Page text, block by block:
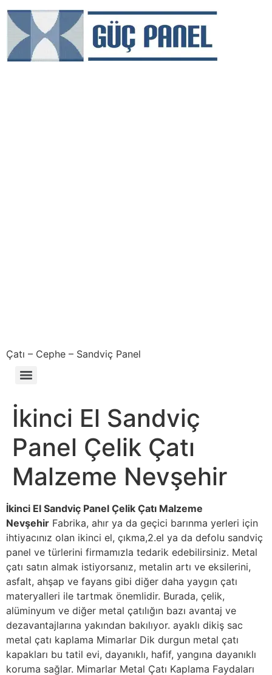
Çatı – Cephe – Sandviç Panel
İkinci El Sandviç
Panel Çelik Çatı
Malzeme Nevşehir
İkinci El Sandviç Panel Çelik Çatı Malzeme
Nevşehir Fabrika, ahır ya da geçici barınma yerleri için
ihtiyacınız olan ikinci el, çıkma,2.el ya da defolu sandviç
panel ve türlerini firmamızla tedarik edebilirsiniz. Metal
çatı satın almak istiyorsanız, metalin artı ve eksilerini,
asfalt, ahşap ve fayans gibi diğer daha yaygın çatı
materyalleri ile tartmak önemlidir. Burada, çelik,
alüminyum ve diğer metal çatılığın bazı avantaj ve
dezavantajlarına yakından bakılıyor. ayaklı dikiş sac
metal çatı kaplama Mimarlar Dik durgun metal çatı
kapakları bu tatil evi, dayanıklı, hafif, yangına dayanıklı
koruma sağlar. Mimarlar Metal Çatı Kaplama Faydaları